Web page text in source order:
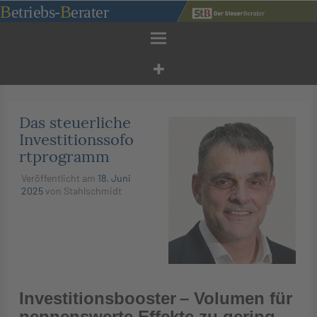
Zum
Inhalt
Betriebs-Berater
Das steuerliche
Investitionssofo
rtprogramm
Veröffentlicht am 18. Juni
2025von Stahlschmidt
Investitionsbooster – Volumen für